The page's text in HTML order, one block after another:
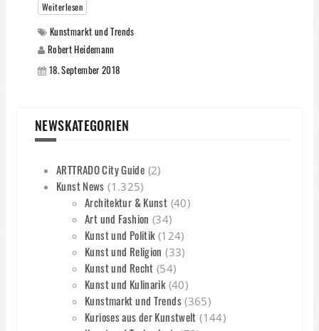
Weiterlesen
Kunstmarkt und Trends
Robert Heidemann
18. September 2018
NEWSKATEGORIEN
ARTTRADO City Guide (2)
Kunst News (1.325)
Architektur & Kunst (40)
Art und Fashion (34)
Kunst und Politik(124)
Kunst und Religion (33)
Kunst und Recht (54)
Kunst und Kulinarik(40)
Kunstmarkt und Trends(365)
Kurioses aus der Kunstwelt (144)